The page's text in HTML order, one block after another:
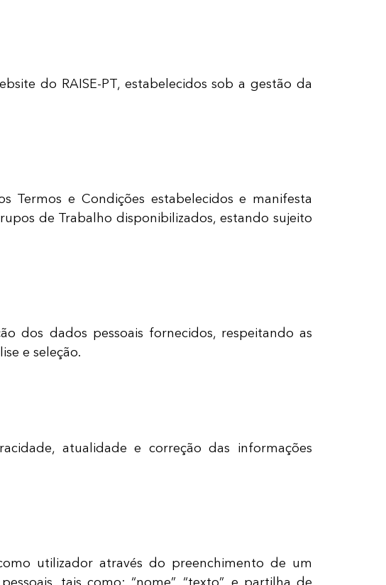
do RAISE-PT, estabelecidos sob a gestão da
Termos e Condições estabelecidos e manifesta
de Trabalho disponibilizados, estando sujeito
dos dados pessoais fornecidos, respeitando as
e seleção.
atualidade e correção das informações
utilizador através do preenchimento de um